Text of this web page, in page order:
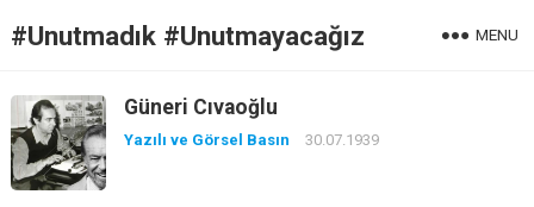
#Unutmadık #Unutmayacağız MENU
Güneri Cıvaoğlu
Yazılı ve Görsel Basın 30.07.1939